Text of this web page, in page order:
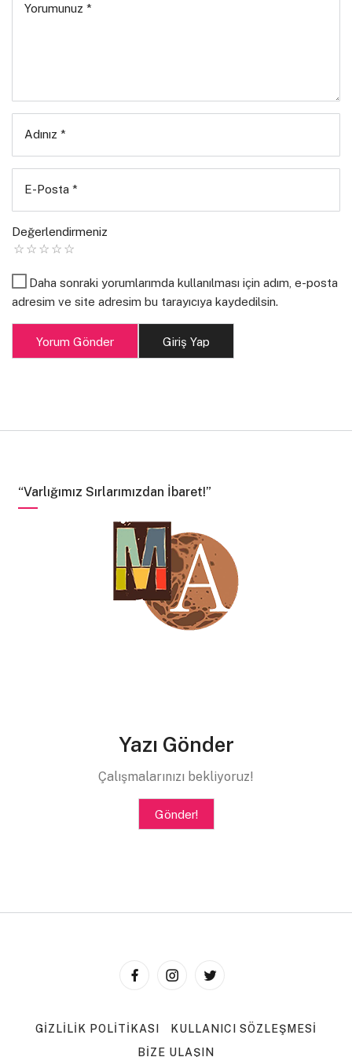
“Donostia Ödülü”nü alacak. Festivalin resmi
bölümüne seçilen filmler ise “Altın İstiridye” için
yarışacak.
Kaynak: hurriyet.com
Yorumunuz *
Adınız *
E-Posta *
Değerlendirmeniz
Daha sonraki yorumlarımda kullanılması için adım, e-posta
adresim ve site adresim bu tarayıcıya kaydedilsin.
Yorum Gönder Giriş Yap
“Varlığımız Sırlarımızdan İbaret!”
Yazı Gönder
Çalışmalarınızı bekliyoruz!
Gönder!
GIZLILIK POLITIKASI
KULLANICI SÖZLEŞMESI
BIZE ULAŞIN